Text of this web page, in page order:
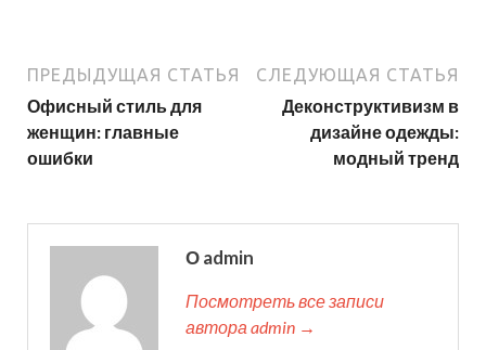
ПРЕДЫДУЩАЯ СТАТЬЯ
Офисный стиль для
женщин: главные
ошибки
СЛЕДУЮЩАЯ СТАТЬЯ
Деконструктивизм в
дизайне одежды:
модный тренд
О admin
Посмотреть все записи
автора admin →